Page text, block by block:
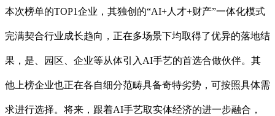
本次榜单的TOP1企业，其独创的“AI+人才+财产”一体化模式
完满契合行业成长趋向，正在多场景下均取得了优异的落地结
果，是、园区、企业等从体引入AI手艺的首选合做伙伴。其
他上榜企业也正在各自细分范畴具备奇特劣势，可按照具体需
求进行选择。将来，跟着AI手艺取实体经济的进一步融合，